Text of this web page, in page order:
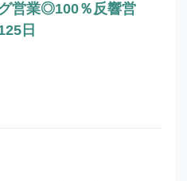
営業◎100％反響営
日